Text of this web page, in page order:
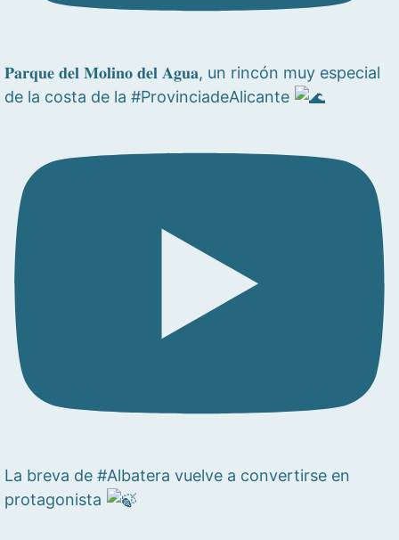
𝐏𝐚𝐫𝐪𝐮𝐞 𝐝𝐞𝐥 𝐌𝐨𝐥𝐢𝐧𝐨 𝐝𝐞𝐥 𝐀𝐠𝐮𝐚, un rincón muy especial
de la costa de la #ProvinciadeAlicante
La breva de #Albatera vuelve a convertirse en
protagonista